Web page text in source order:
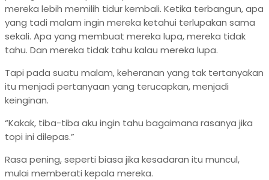
mereka lebih memilih tidur kembali. Ketika terbangun, apa
yang tadi malam ingin mereka ketahui terlupakan sama
sekali. Apa yang membuat mereka lupa, mereka tidak
tahu. Dan mereka tidak tahu kalau mereka lupa.
Tapi pada suatu malam, keheranan yang tak tertanyakan
itu menjadi pertanyaan yang terucapkan, menjadi
keinginan.
“Kakak, tiba-tiba aku ingin tahu bagaimana rasanya jika
topi ini dilepas.”
Rasa pening, seperti biasa jika kesadaran itu muncul,
mulai memberati kepala mereka.